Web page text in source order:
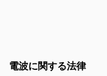
電波に関する法律